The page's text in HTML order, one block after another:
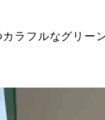
ラフルなグリー